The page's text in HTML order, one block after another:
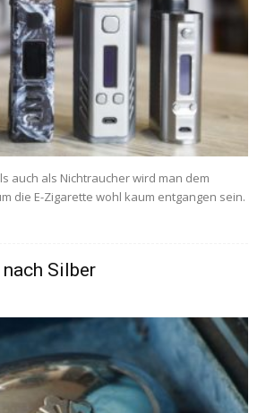
auch als Nichtraucher wird man dem
die E-Zigarette wohl kaum entgangen sein.
Silber